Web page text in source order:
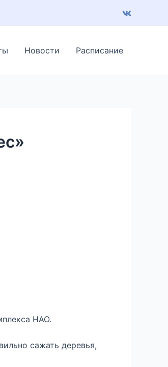
Новости Расписание
НАО.
сажать деревья,